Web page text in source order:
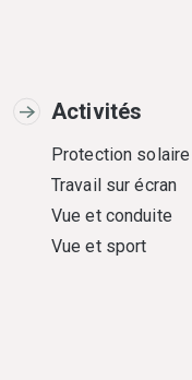
Activités
Protection solaire
Travail sur écran
Vue et conduite
Vue et sport